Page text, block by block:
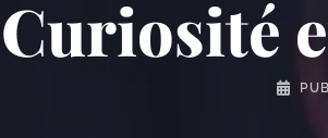
Curiosité